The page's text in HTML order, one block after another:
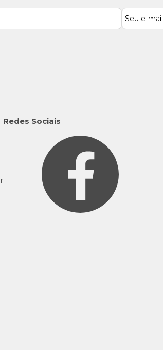
Redes Sociais